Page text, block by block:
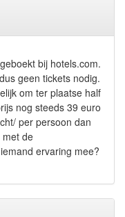
bij hotels.com.
geen tickets nodig.
om ter plaatse half
nog steeds 39 euro
per persoon dan
met de
ervaring mee?